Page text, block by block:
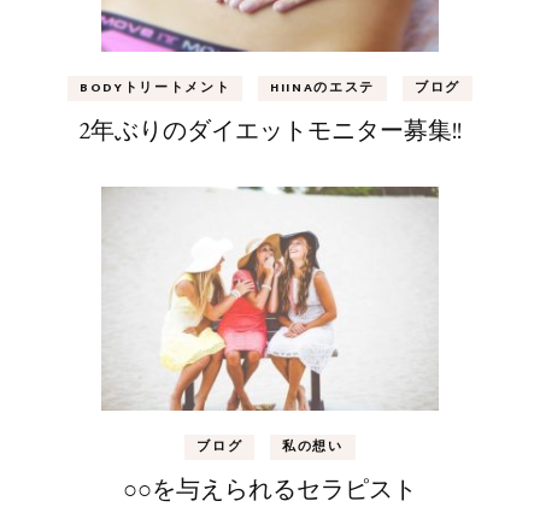
BODYトリートメント HIINAのエステ ブログ
2年ぶりのダイエットモニター募集!!
ブログ 私の想い
○○を与えられるセラピスト